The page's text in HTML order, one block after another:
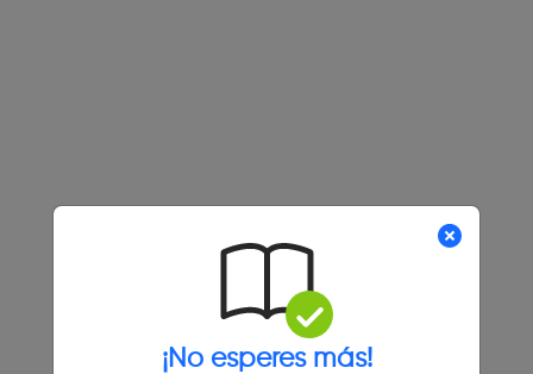
¡No esperes más!